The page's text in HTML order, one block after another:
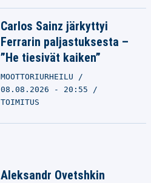
Carlos Sainz järkyttyi
Ferrarin paljastuksesta –
”He tiesivät kaiken”
MOOTTORIURHEILU
08.08.2026 - 20:55
TOIMITUS
Aleksandr Ovetshkin